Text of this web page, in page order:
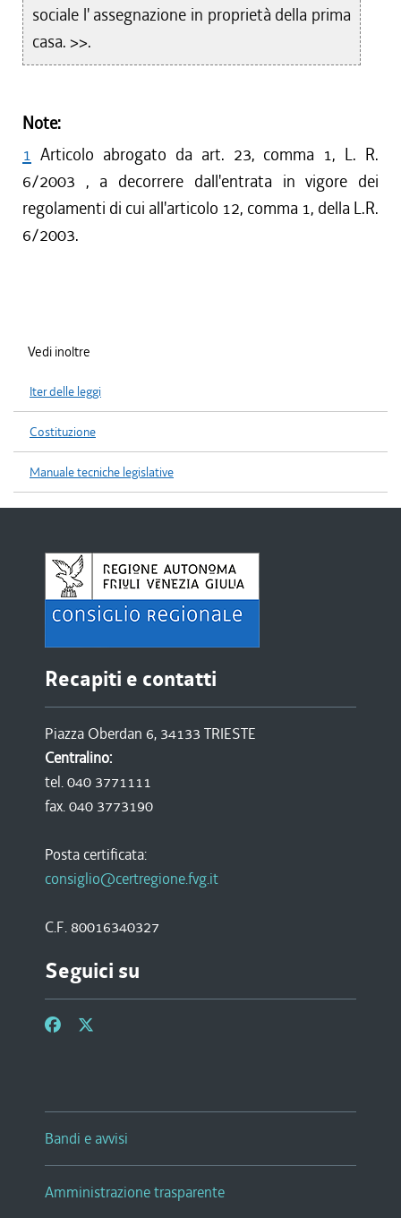
sociale l' assegnazione in proprietà della prima
casa. >>.
Note:
1 Articolo abrogato da art. 23, comma 1, L. R.
6/2003 , a decorrere dall'entrata in vigore dei
regolamenti di cui all'articolo 12, comma 1, della L.R.
6/2003.
Vedi inoltre
Iter delle leggi
Costituzione
Manuale tecniche legislative
Recapiti e contatti
Piazza Oberdan 6, 34133 TRIESTE
Centralino:
tel. 040 3771111
fax. 040 3773190
Posta certificata:
consiglio@certregione.fvg.it
C.F. 80016340327
Seguici su
Bandi e avvisi
Amministrazione trasparente